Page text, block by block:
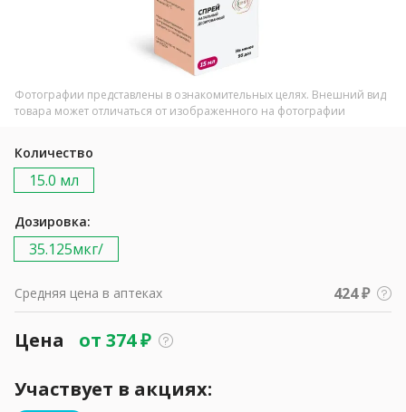
Фотографии представлены в ознакомительных целях. Внешний вид
товара может отличаться от изображенного на фотографии
Количество
15.0 мл
Дозировка:
35.125мкг/
Средняя цена в аптеках 424 ₽
Цена от 374₽
Участвует в акциях: